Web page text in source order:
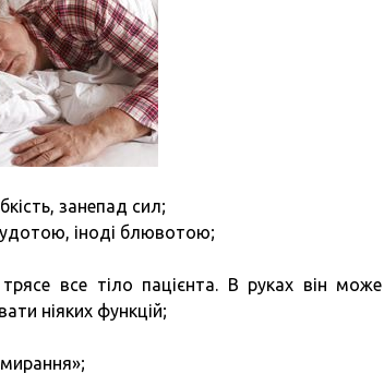
занепад сил;
іноді блювотою;
все тіло пацієнта. В руках він може
ніяких функцій;